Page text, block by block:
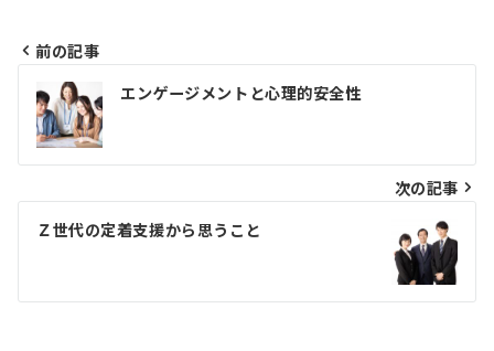
投
稿
ナ
ビ
ゲ
シ
前の記事
エンゲージメントと心理的安全性
次の記事
Ｚ世代の定着支援から思うこと